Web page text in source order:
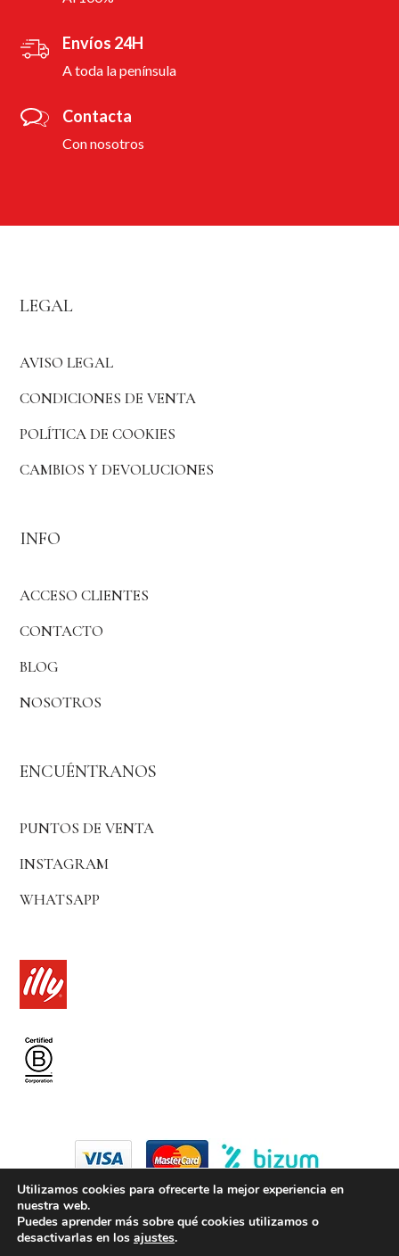
Envíos 24H
A toda la península
Contacta
Con nosotros
LEGAL
AVISO LEGAL
CONDICIONES DE VENTA
POLÍTICA DE COOKIES
CAMBIOS Y DEVOLUCIONES
INFO
ACCESO CLIENTES
CONTACTO
BLOG
NOSOTROS
ENCUÉNTRANOS
PUNTOS DE VENTA
INSTAGRAM
WHATSAPP
© 2024 by coffice madrid
Utilizamos cookies para ofrecerte la mejor experiencia en
nuestra web.
Puedes aprender más sobre qué cookies utilizamos o
desactivarlas en los ajustes.